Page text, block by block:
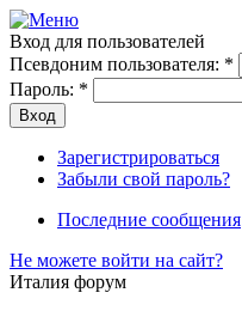
Вход для пользователей
Псевдоним пользователя: *
Пароль: *
Зарегистрироваться
Забыли свой пароль?
Последние сообщения
Не можете войти на сайт?
Италия форум